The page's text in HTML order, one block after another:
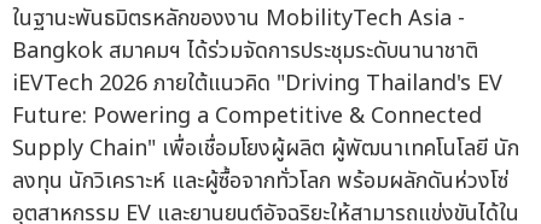
ในฐานะพันธมิตรหลักของงาน MobilityTech Asia -
Bangkok สมาคมฯ ได้ร่วมจัดการประชุมระดับนานาชาติ
iEVTech 2026 ภายใต้แนวคิด "Driving Thailand's EV
Future: Powering a Competitive & Connected
Supply Chain" เพื่อเชื่อมโยงผู้ผลิต ผู้พัฒนาเทคโนโลยี นัก
ลงทุน นักวิเคราะห์ และผู้ซื้อจากทั่วโลก พร้อมผลักดันห่วงโซ่
อุตสาหกรรม EV และยานยนต์อัจฉริยะให้สามารถแข่งขันได้ใน